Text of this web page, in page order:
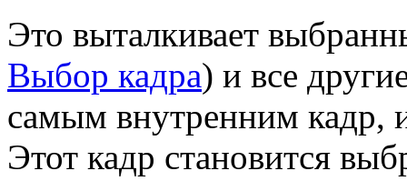
Это выталкивает
Выбор кадра) и все
самым внутренним кадр,
Этот кадр становится